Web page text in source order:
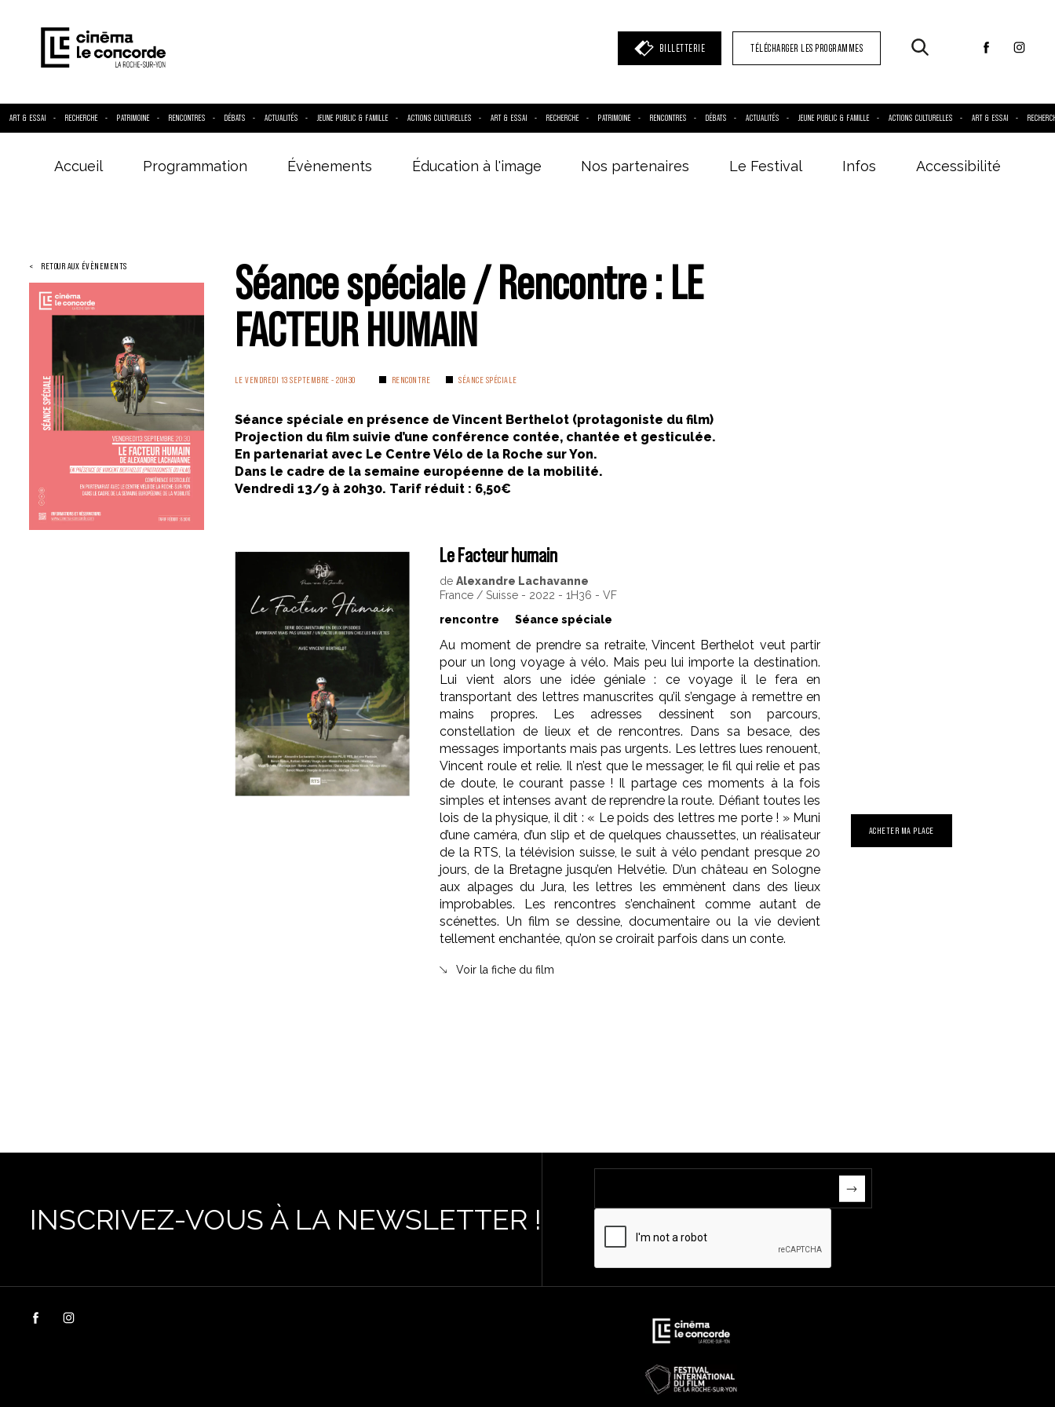
BILLETTERIE TÉLÉCHARGER LES PROGRAMMES
ART & ESSAI RECHERCHE PATRIMOINE RENCONTRES DÉBATS ACTUALITÉS JEUNE PUBLIC & FAMILLE ACTIONS CULTURELLES ART & ESSAI RECHERCHE PATRIMOINE RENCONTRES DÉBATS ACTUALITÉS JEUNE PUBLIC & FAMILLE ACTIONS CULTURELLES ART & ESSAI
Accueil Programmation Évènements Éducation à l'image Nos partenaires Le Festival Infos Accessibilité
RETOUR AUX ÉVÈNEMENTS
Séance spéciale / Rencontre : LE
FACTEUR HUMAIN
LE VENDREDI 13 SEPTEMBRE - 20H30 RENCONTRE SÉANCE SPÉCIALE
Séance spéciale en présence de Vincent Berthelot (protagoniste du film)
Projection du film suivie d’une conférence contée, chantée et gesticulée.
En partenariat avec Le Centre Vélo de la Roche sur Yon.
Dans le cadre de la semaine européenne de la mobilité.
Vendredi 13/9 à 20h30. Tarif réduit : 6,50€
Le Facteur humain
deAlexandre Lachavanne
France / Suisse - 2022 - 1H36 - VF
rencontre
Séance spéciale
Au moment de prendre sa retraite, Vincent Berthelot veut partir
pour un long voyage à vélo. Mais peu lui importe la destination.
Lui vient alors une idée géniale : ce voyage il le fera en
transportant des lettres manuscrites qu’il s’engage à remettre en
mains propres. Les adresses dessinent son parcours,
constellation de lieux et de rencontres. Dans sa besace, des
messages importants mais pas urgents. Les lettres lues renouent,
Vincent roule et relie. Il n’est que le messager, le fil qui relie et pas
de doute, le courant passe ! Il partage ces moments à la fois
simples et intenses avant de reprendre la route. Défiant toutes les
lois de la physique, il dit : « Le poids des lettres me porte ! » Muni
d’une caméra, d’un slip et de quelques chaussettes, un réalisateur
de la RTS, la télévision suisse, le suit à vélo pendant presque 20
jours, de la Bretagne jusqu’en Helvétie. D’un château en Sologne
aux alpages du Jura, les lettres les emmènent dans des lieux
improbables. Les rencontres s’enchaînent comme autant de
scénettes. Un film se dessine, documentaire ou la vie devient
tellement enchantée, qu’on se croirait parfois dans un conte.
Voir la fiche du film
ACHETER MA PLACE
INSCRIVEZ-VOUS À LA NEWSLETTER !